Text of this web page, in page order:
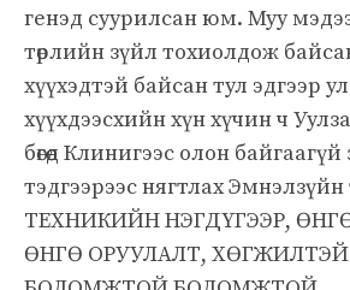
генэд суурилсан юм. Муу
төрлийн зүйл тохиолдож
хүүхэдтэй байсан тул эдгээр
хүүхдээсхийн хүн хүчин ч
бөгөөд Клинигээс олон байгаагүй
тэдгээрээс нягтлах
ТЕХНИКИЙН НЭГДҮГЭЭР,
ӨНГӨ ОРУУЛАЛТ,